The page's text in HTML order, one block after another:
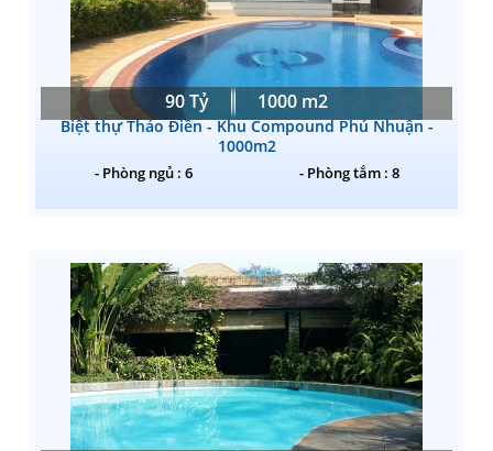
90 Tỷ 1000 m2
Biệt thự Thảo Điền - Khu Compound Phú Nhuận -
1000m2
- Phòng ngủ : 6 - Phòng tắm : 8